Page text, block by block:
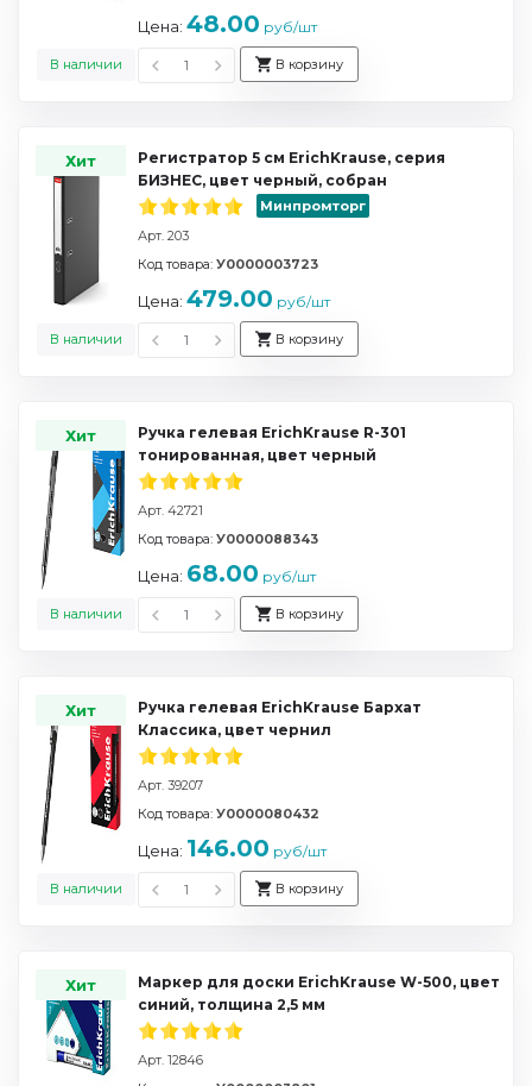
В наличии
Цена: 48.00 руб/шт
В корзину
Хит
Регистратор 5 см ErichKrause, серия
БИЗНЕС, цвет черный, собран
Минпромторг
Арт. 203
В наличии
Код товара: У0000003723
Цена: 479.00 руб/шт
В корзину
Хит
Ручка гелевая ErichKrause R-301
тонированная, цвет черный
Арт. 42721
В наличии
Код товара: У0000088343
Цена: 68.00 руб/шт
В корзину
Хит
Ручка гелевая ErichKrause Бархат
Классика, цвет чернил
Арт. 39207
В наличии
Код товара: У0000080432
Цена: 146.00 руб/шт
В корзину
Хит
Маркер для доски ErichKrause W-500, цвет
синий, толщина 2,5 мм
Арт. 12846